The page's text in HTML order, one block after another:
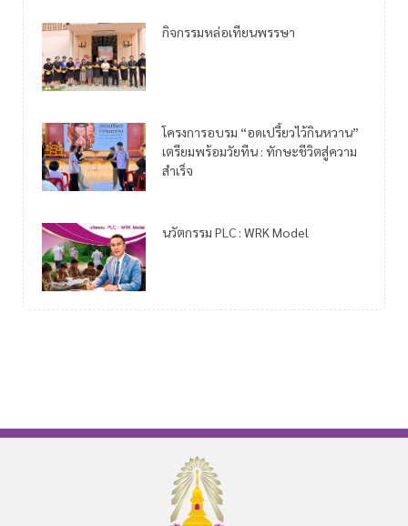
กิจกรรมหล่อเทียนพรรษา
โครงการอบรม “อดเปรี้ยวไว้กินหวาน”
เตรียมพร้อมวัยทีน : ทักษะชีวิตสู่ความ
สำเร็จ
นวัตกรรม PLC : WRK Model